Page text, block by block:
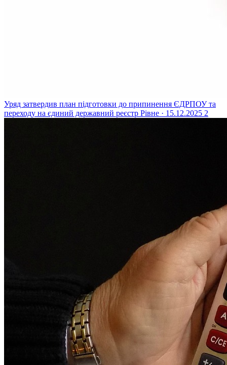
Уряд затвердив план підготовки до припинення ЄДРПОУ та
переходу на єдиний державний реєстр Рівне · 15.12.2025 2